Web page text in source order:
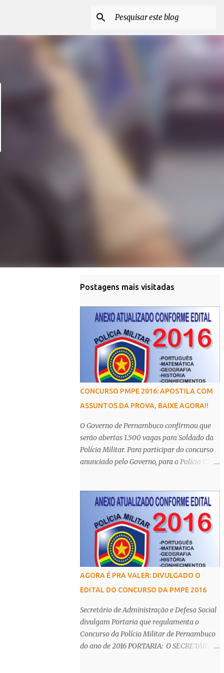
Postagens mais visitadas
CONCURSO PMPE 2016: APOSTILA COM
ASSUNTOS DA PROVA, BAIXE AGORA!!
O Governo de Pernambuco confirmou que
serão abertas 1.500 vagas para Soldado da
Polícia Militar. Para participar do concurso
anunciado pelo Governo, para a Polícia Civil
de Comunicação da Secretaria de Defesa
Social (SDS), os cargos de agente e escrivão
têm como principal requisito a graduação,
assim como de auxiliar de legista, auxiliar
de perito, papiloscopista, médico legista e
perito criminal da Polícia Científica. Esta
determinação é
AGORA É PRA VALER: DIVULGADO O
EDITAL DO CONCURSO DA PMPE 2016
Secretário de Administração e Defesa Social
divulgam Portaria que regulamenta o
Concurso da Polícia Militar de Pernambuco
do ano de 2016 PORTARIA: O SECRETÁRIO